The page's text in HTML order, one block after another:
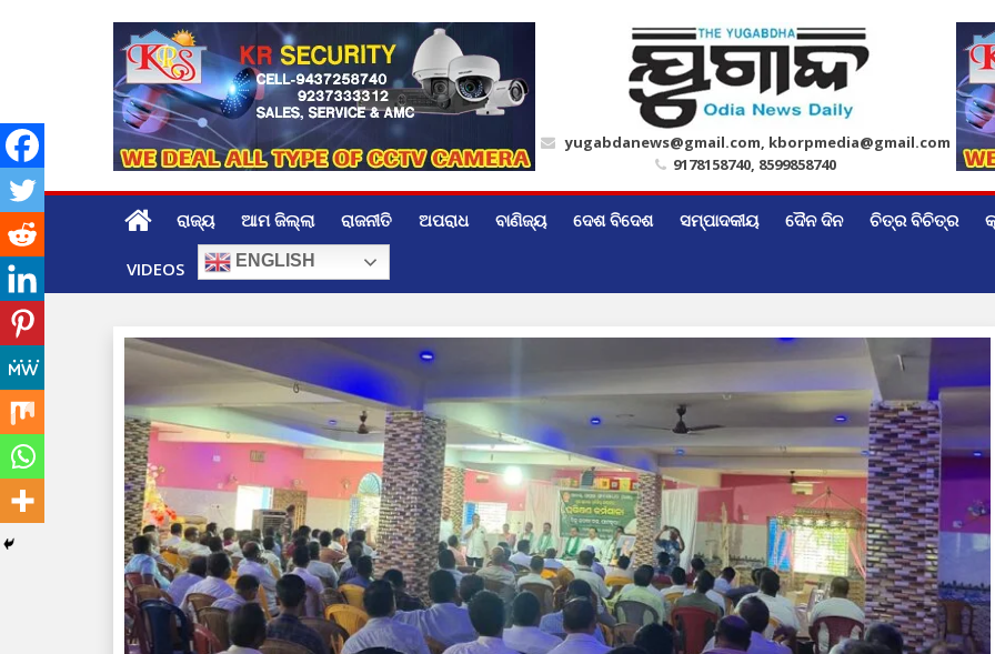
yugabdanews@gmail.com, kborpmedia@gmail.com
9178158740, 8599858740
ରାଜ୍ୟ ଆମ ଜିଲ୍ଲା ରାଜନୀତି ଅପରାଧ ବାଣିଜ୍ୟ ଦେଶ ବିଦେଶ ସମ୍ପାଦକୀୟ ଦୈନ ଦିନ ଚିତ୍ର ବିଚିତ୍ର
VIDEOS ENGLISH